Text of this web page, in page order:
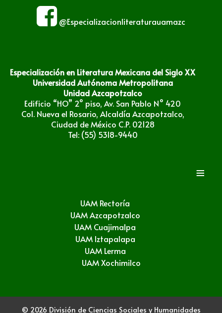
@Especializacionliteraturauamazc
Especialización en Literatura Mexicana del Siglo XX
Universidad Autónoma Metropolitana
Unidad Azcapotzalco
Edificio “HO” 2° piso, Av. San Pablo N° 420
Col. Nueva el Rosario, Alcaldía Azcapotzalco,
Ciudad de México C.P. 02128
Tel: (55) 5318-9440
≡
UAM Rectoría
UAM Azcapotzalco
UAM Cuajimalpa
UAM Iztapalapa
UAM Lerma
UAM Xochimilco
© 2026 División de Ciencias Sociales y Humanidades